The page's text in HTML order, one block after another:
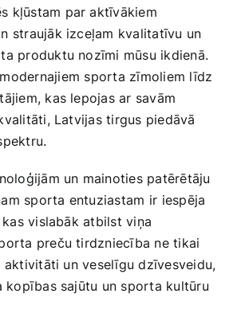
kļūstam par aktīvākiem
straujāk izceļam kvalitatīvu un
produktu ‍nozīmi mūsu ikdienā.
sporta zīmoliem līdz
kas lepojas ar ‍savām
Latvijas tirgus piedāvā
un mainoties patērētāju
sporta entuziastam ir ⁤iespēja
​vislabāk atbilst viņa
preču tirdzniecība ne tikai
un veselīgu dzīvesveidu,
kopības sajūtu un sporta kultūru